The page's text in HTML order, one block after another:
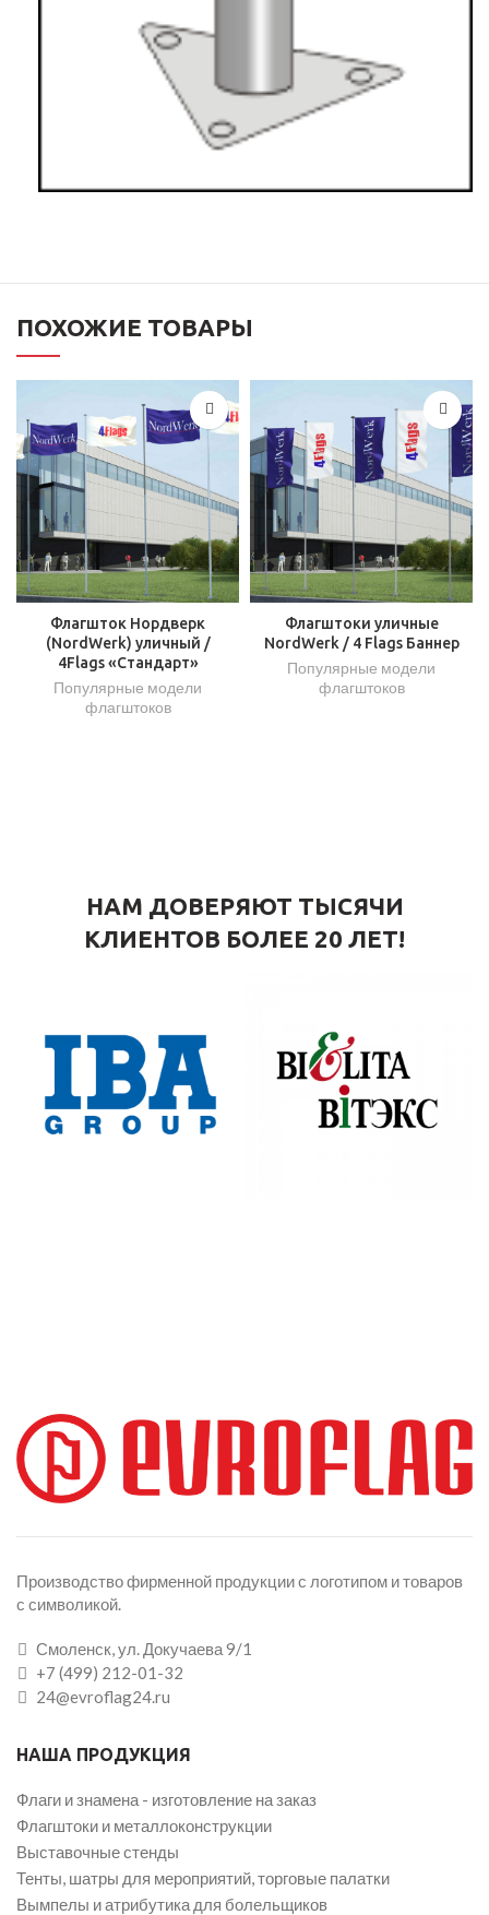
ПОХОЖИЕ ТОВАРЫ
Флагшток Нордверк
(NordWerk) уличный /
4Flags «Стандарт»
Популярные модели
флагштоков
Флагштоки уличные
NordWerk / 4 Flags Баннер
Популярные модели
флагштоков
НАМ ДОВЕРЯЮТ ТЫСЯЧИ
КЛИЕНТОВ БОЛЕЕ 20 ЛЕТ!
Производство фирменной продукции с логотипом и товаров
с символикой.
Смоленск, ул. Докучаева 9/1
+7 (499) 212-01-32
24@evroflag24.ru
НАША ПРОДУКЦИЯ
Флаги и знамена - изготовление на заказ
Флагштоки и металлоконструкции
Выставочные стенды
Тенты, шатры для мероприятий, торговые палатки
Вымпелы и атрибутика для болельщиков